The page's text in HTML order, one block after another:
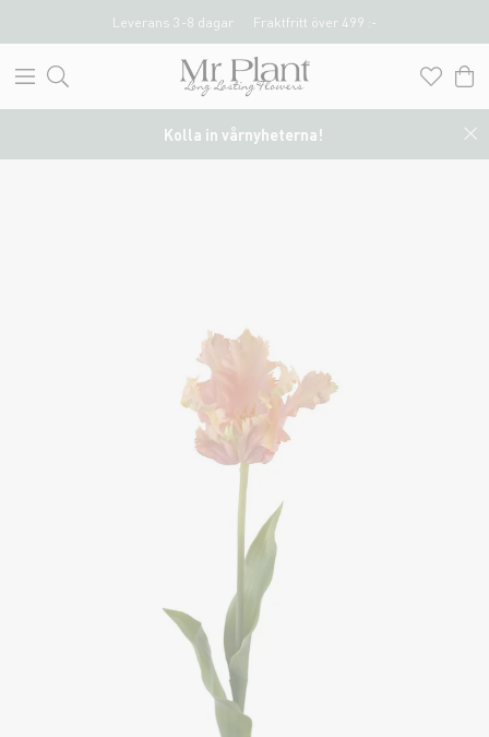
Leverans 3-8 dagar Fraktfritt över 499 :-
Kolla in vårnyheterna!